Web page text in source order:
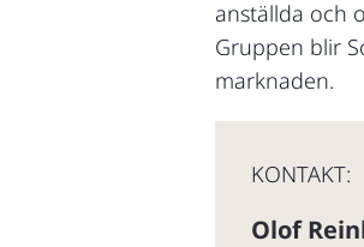
anställda och
Gruppen blir
marknaden.
KONTAKT:
Olof